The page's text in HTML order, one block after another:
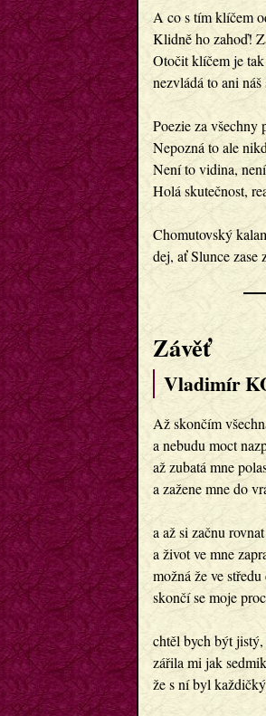
A co s tím klíčem
Klidně ho zahoď!
Otočit klíčem je
nezvládá to ani
Poezie za všechny
Nepozná to ale
Není to vidina,
Holá skutečnost,
Chomutovský
dej, ať Slunce zase
Závěť
Vladimír
Až skončím
a nebudu moct
až zubatá mne
a zažene mne do
a až si začnu
a život ve mne
možná že ve
skončí se moje
chtěl bych být jistý,
zářila mi jak
že s ní byl